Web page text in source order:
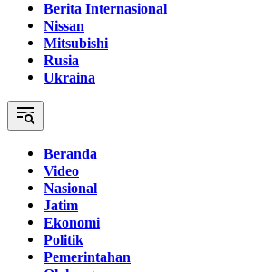
Berita Internasional
Nissan
Mitsubishi
Rusia
Ukraina
Beranda
Video
Nasional
Jatim
Ekonomi
Politik
Pemerintahan